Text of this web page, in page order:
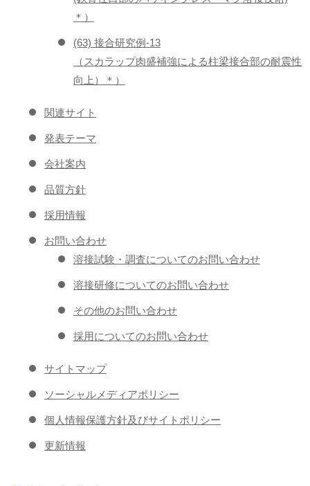
＊）
(63) 接合研究例-13
（スカラップ肉盛補強による柱梁接合部の耐震性
向上）＊）
関連サイト
発表テーマ
会社案内
品質方針
採用情報
お問い合わせ
溶接試験・調査についてのお問い合わせ
溶接研修についてのお問い合わせ
その他のお問い合わせ
採用についてのお問い合わせ
サイトマップ
ソーシャルメディアポリシー
個人情報保護方針及びサイトポリシー
更新情報